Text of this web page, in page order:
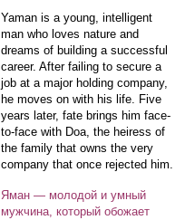
Yaman is a young, intelligent
man who loves nature and
dreams of building a successful
career. After failing to secure a
job at a major holding company,
he moves on with his life. Five
years later, fate brings him face-
to-face with Doa, the heiress of
the family that owns the very
company that once rejected him.
Яман — молодой и умный
мужчина, который обожает